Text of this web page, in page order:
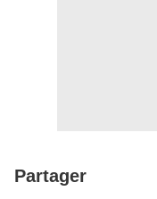
Partager